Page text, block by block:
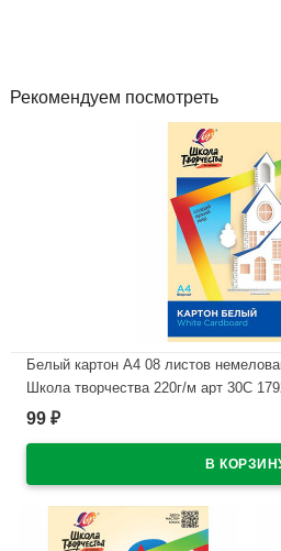
Рекомендуем посмотреть
Белый картон А4 08 листов
Школа творчества 220г/м арт 30С
В наличии
99 ₽